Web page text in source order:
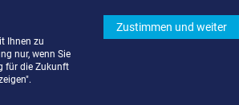
Ihnen zu
nur, wenn Sie
für die Zukunft
Zustimmen und weiter